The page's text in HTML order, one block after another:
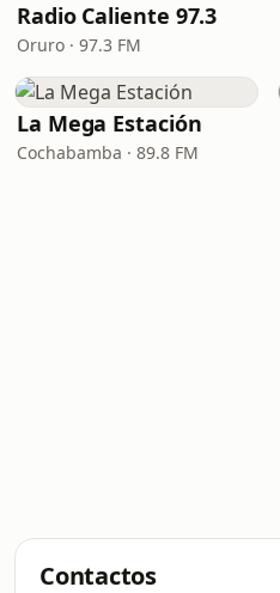
Radio Caliente 97.3
Oruro · 97.3 FM
La Mega Estación
Cochabamba · 89.8 FM
Contactos